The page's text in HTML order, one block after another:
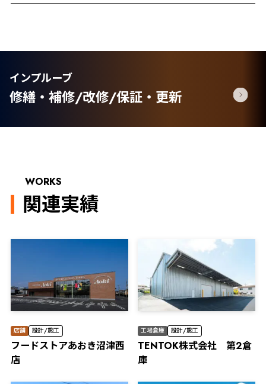
インプルーブ
修繕・補修/改修/保証・更新
WORKS
関連実績
店舗 設計/施工
フードストアあおき沼津西
店
工場倉庫 設計/施工
TENTOK株式会社 第2倉
庫